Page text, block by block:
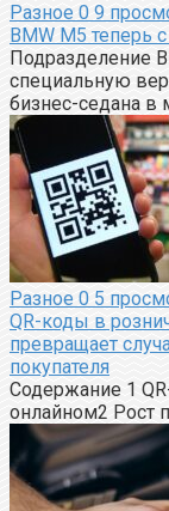
Разное 0 9
BMW M5 теперь
Подразделение
специальную
бизнес-седана в
Разное 0 5
QR-коды в
превращает
покупателя
Содержание 1
онлайном2 Рост